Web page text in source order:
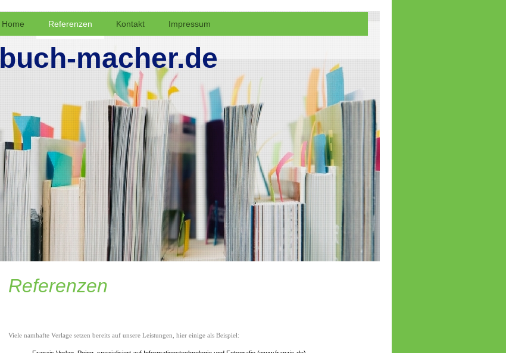
Home Referenzen Kontakt Impressum
buch-macher.de
Referenzen
Viele namhafte Verlage setzen bereits auf unsere Leistungen, hier einige als Beispiel: